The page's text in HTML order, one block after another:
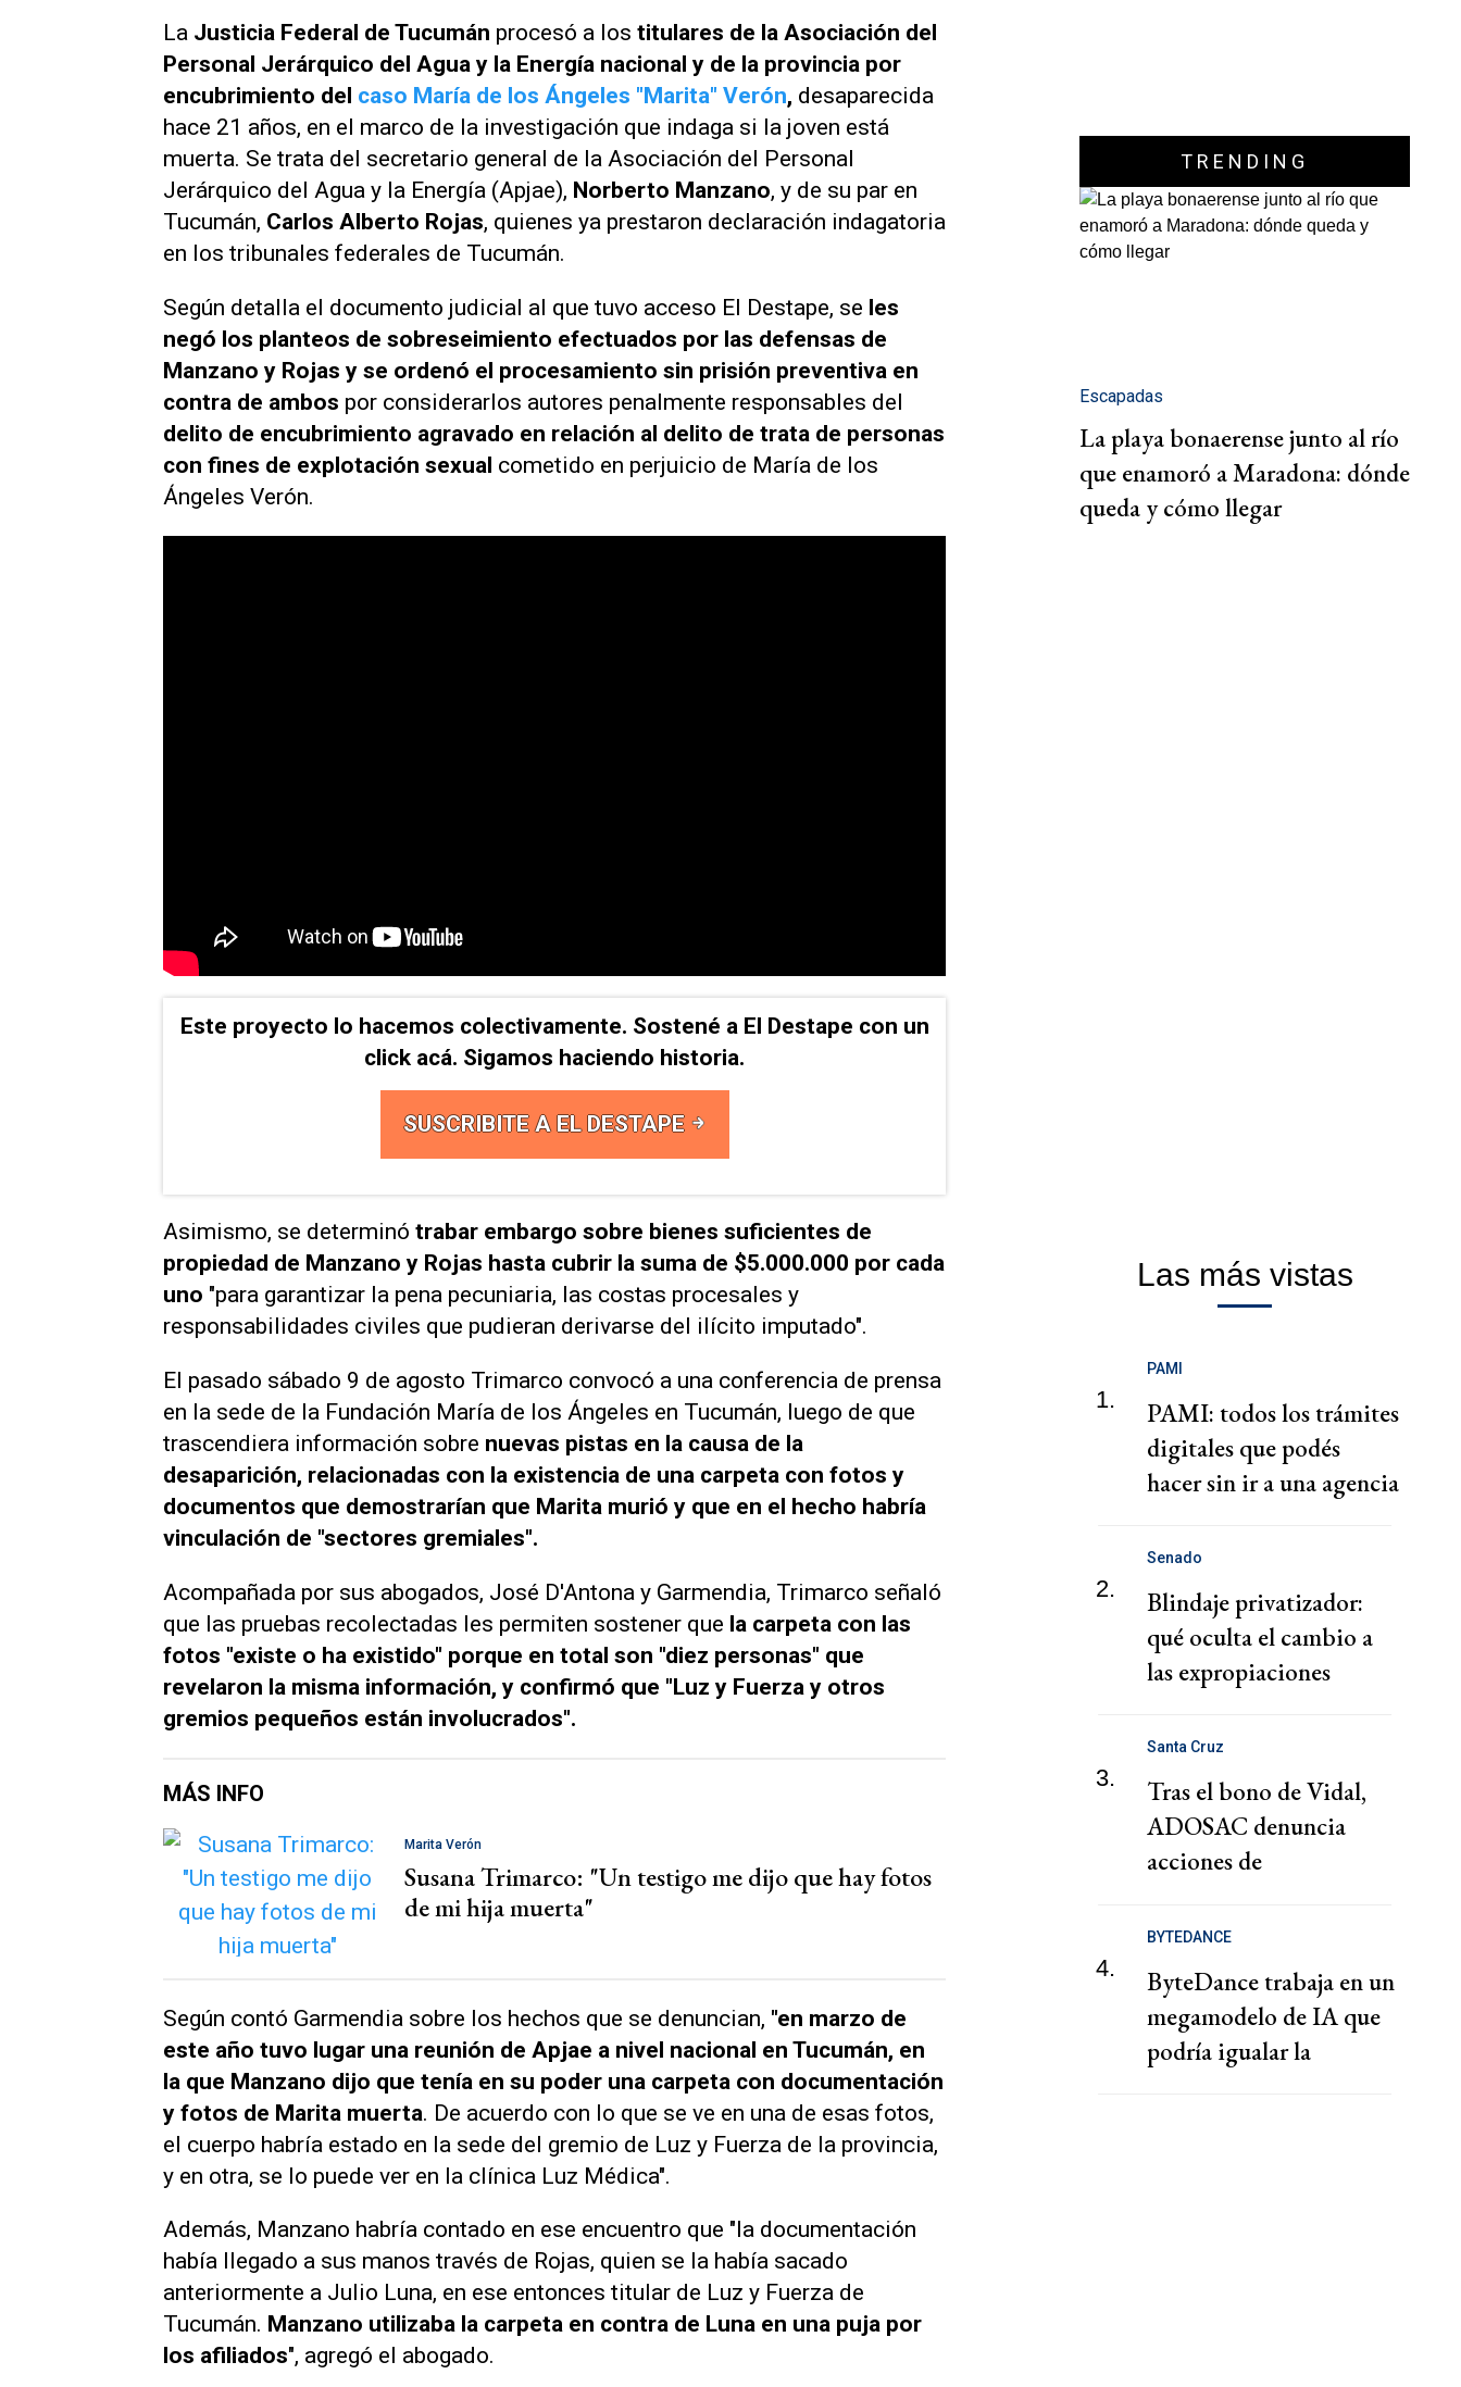
La Justicia Federal de Tucumán procesó a los titulares de la Asociación del
Personal Jerárquico del Agua y la Energía nacional y de la provincia por
encubrimiento del caso María de los Ángeles "Marita" Verón, desaparecida
hace 21 años, en el marco de la investigación que indaga si la joven está
muerta. Se trata del secretario general de la Asociación del Personal
Jerárquico del Agua y la Energía (Apjae), Norberto Manzano, y de su par en
Tucumán, Carlos Alberto Rojas, quienes ya prestaron declaración indagatoria
en los tribunales federales de Tucumán.
Según detalla el documento judicial al que tuvo acceso El Destape, se les
negó los planteos de sobreseimiento efectuados por las defensas de
Manzano y Rojas y se ordenó el procesamiento sin prisión preventiva en
contra de ambos por considerarlos autores penalmente responsables del
delito de encubrimiento agravado en relación al delito de trata de personas
con fines de explotación sexual cometido en perjuicio de María de los
Ángeles Verón.
Este proyecto lo hacemos colectivamente. Sostené a El Destape con un
click acá. Sigamos haciendo historia.
SUSCRIBITE A EL DESTAPE
Asimismo, se determinó trabar embargo sobre bienes suficientes de
propiedad de Manzano y Rojas hasta cubrir la suma de $5.000.000 por cada
uno "para garantizar la pena pecuniaria, las costas procesales y
responsabilidades civiles que pudieran derivarse del ilícito imputado".
El pasado sábado 9 de agosto Trimarco convocó a una conferencia de prensa
en la sede de la Fundación María de los Ángeles en Tucumán, luego de que
trascendiera información sobre nuevas pistas en la causa de la
desaparición, relacionadas con la existencia de una carpeta con fotos y
documentos que demostrarían que Marita murió y que en el hecho habría
vinculación de "sectores gremiales".
Acompañada por sus abogados, José D'Antona y Garmendia, Trimarco señaló
que las pruebas recolectadas les permiten sostener que la carpeta con las
fotos "existe o ha existido" porque en total son "diez personas" que
revelaron la misma información, y confirmó que "Luz y Fuerza y otros
gremios pequeños están involucrados".
MÁS INFO
Marita Verón
Susana Trimarco: "Un testigo me dijo que hay fotos
de mi hija muerta"
Según contó Garmendia sobre los hechos que se denuncian, "en marzo de
este año tuvo lugar una reunión de Apjae a nivel nacional en Tucumán, en
la que Manzano dijo que tenía en su poder una carpeta con documentación
y fotos de Marita muerta. De acuerdo con lo que se ve en una de esas fotos,
el cuerpo habría estado en la sede del gremio de Luz y Fuerza de la provincia,
y en otra, se lo puede ver en la clínica Luz Médica".
Además, Manzano habría contado en ese encuentro que "la documentación
había llegado a sus manos través de Rojas, quien se la había sacado
anteriormente a Julio Luna, en ese entonces titular de Luz y Fuerza de
Tucumán. Manzano utilizaba la carpeta en contra de Luna en una puja por
los afiliados", agregó el abogado.
TRENDING
Escapadas
La playa bonaerense junto al río
que enamoró a Maradona: dónde
queda y cómo llegar
Las más vistas
1.
PAMI
PAMI: todos los trámites
digitales que podés
hacer sin ir a una agencia
2.
Senado
Blindaje privatizador:
qué oculta el cambio a
las expropiaciones
3.
Santa Cruz
Tras el bono de Vidal,
ADOSAC denuncia
acciones de
negociación
4.
BYTEDANCE
ByteDance trabaja en un
megamodelo de IA que
podría igualar la